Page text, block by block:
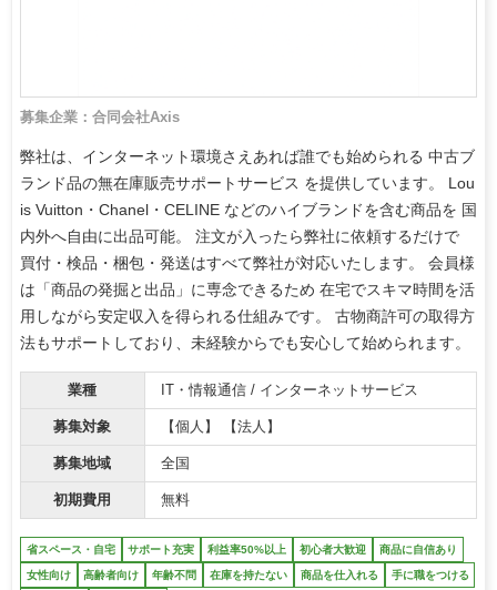
募集企業：合同会社Axis
弊社は、インターネット環境さえあれば誰でも始められる 中古ブ
ランド品の無在庫販売サポートサービス を提供しています。 Lou
is Vuitton・Chanel・CELINE などのハイブランドを含む商品を 国
内外へ自由に出品可能。 注文が入ったら弊社に依頼するだけで
買付・検品・梱包・発送はすべて弊社が対応いたします。 会員様
は「商品の発掘と出品」に専念できるため 在宅でスキマ時間を活
用しながら安定収入を得られる仕組みです。 古物商許可の取得方
法もサポートしており、未経験からでも安心して始められます。
業種 IT・情報通信 / インターネットサービス
募集対象 【個人】 【法人】
募集地域 全国
初期費用 無料
省スペース・自宅 サポート充実 利益率50%以上 初心者大歓迎 商品に自信あり
女性向け 高齢者向け 年齢不問 在庫を持たない 商品を仕入れる 手に職をつける